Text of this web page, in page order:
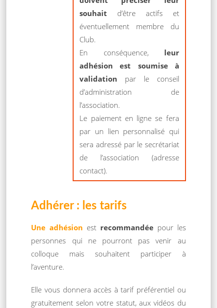
souhait d’être actifs et
éventuellement membre du
Club.
En conséquence, leur
adhésion est soumise à
validation par le conseil
d’administration de
l’association.
Le paiement en ligne se fera
par un lien personnalisé qui
sera adressé par le secrétariat
de l’association (adresse
contact).
Adhérer : les tarifs
Une adhésion est recommandéepour les
personnes qui ne pourront pas venir au
colloque mais souhaitent participer à
l’aventure.
Elle vous donnera accès à tarif préférentiel ou
gratuitement selon votre statut, aux vidéos du